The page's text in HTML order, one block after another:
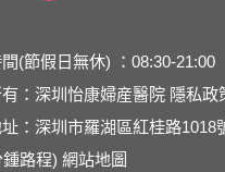
(節假日無休) ：08:30-21:00
：深圳怡康婦産醫院 隱私政
：深圳市羅湖區紅桂路1018
鍾路程)網站地圖